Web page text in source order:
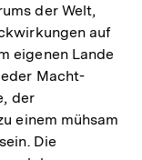
der Welt,
auf
eigenen Lande
Macht-
der
einem mühsam
Die